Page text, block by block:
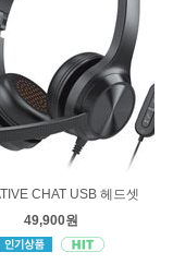
CHAT USB 헤드셋
49,900원